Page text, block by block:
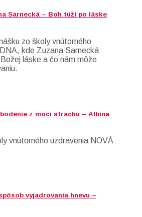
Sarnecká – Boh túži po láske
zo školy vnútorného
kde Zuzana Sarnecká
láske a čo nám môže
z moci strachu – Albína
vnútorného uzdravenia NOVÁ
vyjadrovania hnevu –